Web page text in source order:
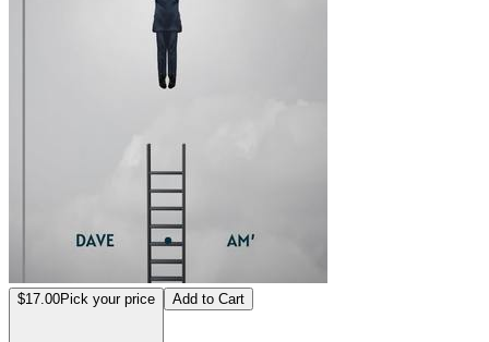
$17.00Pick your price Add to Cart